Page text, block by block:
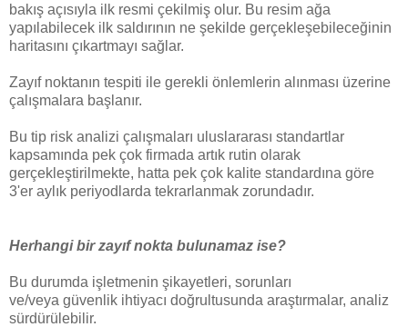
bakış açısıyla ilk resmi çekilmiş olur. Bu resim ağa
yapılabilecek ilk saldırının ne şekilde gerçekleşebileceğinin
haritasını çıkartmayı sağlar.
Zayıf noktanın tespiti ile gerekli önlemlerin alınması üzerine
çalışmalara başlanır.
Bu tip risk analizi çalışmaları uluslararası standartlar
kapsamında pek çok firmada artık rutin olarak
gerçekleştirilmekte, hatta pek çok kalite standardına göre
3'er aylık periyodlarda tekrarlanmak zorundadır.
Herhangi bir zayıf nokta bulunamaz ise?
Bu durumda işletmenin şikayetleri, sorunları
ve/veya güvenlik ihtiyacı doğrultusunda araştırmalar, analiz
sürdürülebilir.